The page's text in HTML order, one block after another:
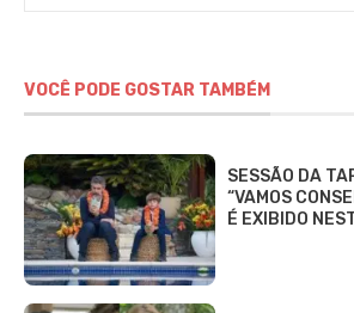
VOCÊ PODE GOSTAR TAMBÉM
SESSÃO DA
“VAMOS
É EXIBIDO